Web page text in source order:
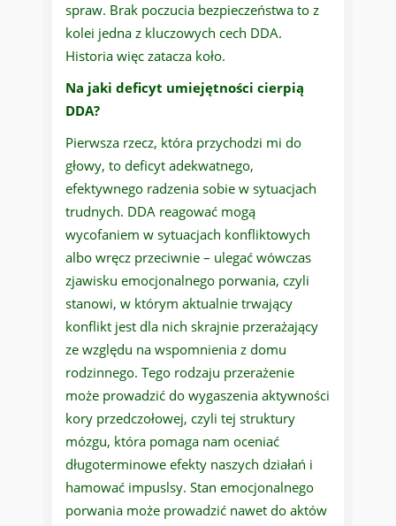
spraw. Brak poczucia bezpieczeństwa to z
kolei jedna z kluczowych cech DDA.
Historia więc zatacza koło.
Na jaki deficyt umiejętności cierpią
DDA?
Pierwsza rzecz, która przychodzi mi do
głowy, to deficyt adekwatnego,
efektywnego radzenia sobie w sytuacjach
trudnych. DDA reagować mogą
wycofaniem w sytuacjach konfliktowych
albo wręcz przeciwnie – ulegać wówczas
zjawisku emocjonalnego porwania, czyli
stanowi, w którym aktualnie trwający
konflikt jest dla nich skrajnie przerażający
ze względu na wspomnienia z domu
rodzinnego. Tego rodzaju przerażenie
może prowadzić do wygaszenia aktywności
kory przedczołowej, czyli tej struktury
mózgu, która pomaga nam oceniać
długoterminowe efekty naszych działań i
hamować impuslsy. Stan emocjonalnego
porwania może prowadzić nawet do aktów